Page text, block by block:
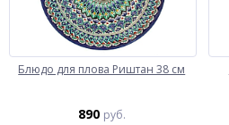
Блюдо для плова Риштан 38 см
890 руб.